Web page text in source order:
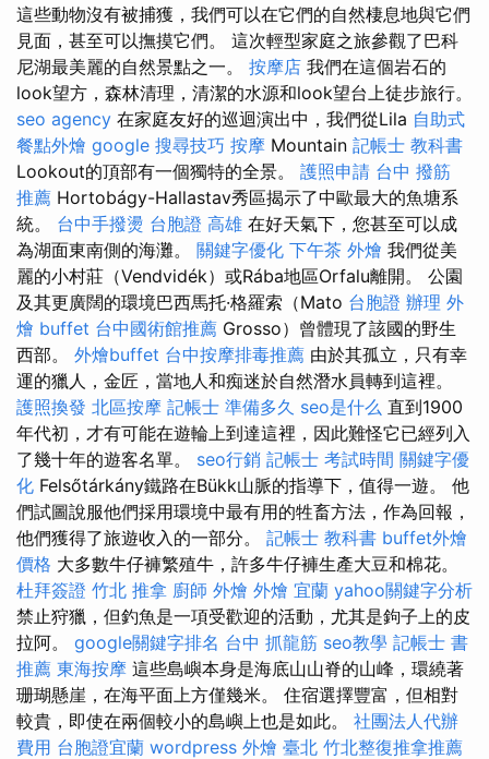
這些動物沒有被捕獲，我們可以在它們的自然棲息地與它們
見面，甚至可以撫摸它們。 這次輕型家庭之旅參觀了巴科
尼湖最美麗的自然景點之一。 按摩店 我們在這個岩石的
look望方，森林清理，清潔的水源和look望台上徒步旅行。
seo agency 在家庭友好的巡迴演出中，我們從Lila 自助式
餐點外燴 google 搜尋技巧 按摩 Mountain 記帳士 教科書
Lookout的頂部有一個獨特的全景。 護照申請 台中 撥筋
推薦 Hortobágy-Hallastav秀區揭示了中歐最大的魚塘系
統。 台中手撥燙 台胞證 高雄 在好天氣下，您甚至可以成
為湖面東南側的海灘。 關鍵字優化 下午茶 外燴 我們從美
麗的小村莊（Vendvidék）或Rába地區Orfalu離開。 公園
及其更廣闊的環境巴西馬托·格羅索（Mato 台胞證 辦理 外
燴 buffet 台中國術館推薦 Grosso）曾體現了該國的野生
西部。 外燴buffet 台中按摩排毒推薦 由於其孤立，只有幸
運的獵人，金匠，當地人和痴迷於自然潛水員轉到這裡。
護照換發 北區按摩 記帳士 準備多久 seo是什么 直到1900
年代初，才有可能在遊輪上到達這裡，因此難怪它已經列入
了幾十年的遊客名單。 seo行銷 記帳士 考試時間 關鍵字優
化 Felsőtárkány鐵路在Bükk山脈的指導下，值得一遊。 他
們試圖說服他們採用環境中最有用的牲畜方法，作為回報，
他們獲得了旅遊收入的一部分。 記帳士 教科書 buffet外燴
價格 大多數牛仔褲繁殖牛，許多牛仔褲生產大豆和棉花。
杜拜簽證 竹北 推拿 廚師 外燴 外燴 宜蘭 yahoo關鍵字分析
禁止狩獵，但釣魚是一項受歡迎的活動，尤其是鉤子上的皮
拉阿。 google關鍵字排名 台中 抓龍筋 seo教學 記帳士 書
推薦 東海按摩 這些島嶼本身是海底山山脊的山峰，環繞著
珊瑚懸崖，在海平面上方僅幾米。 住宿選擇豐富，但相對
較貴，即使在兩個較小的島嶼上也是如此。 社團法人代辦
費用 台胞證宜蘭 wordpress 外燴 臺北 竹北整復推拿推薦